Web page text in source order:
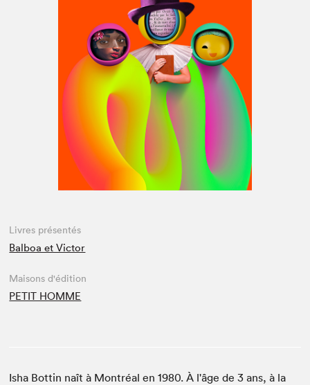
Livres présentés
Balboa et Victor
Maisons d'édition
PETIT HOMME
Isha Bottin naît à Montréal en 1980. À l'âge de 3 ans, à la